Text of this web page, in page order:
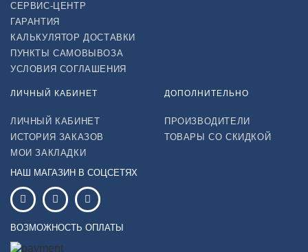
СЕРВИС-ЦЕНТР
ГАРАНТИЯ
КАЛЬКУЛЯТОР ДОСТАВКИ
ПУНКТЫ САМОВЫВОЗА
УСЛОВИЯ СОГЛАШЕНИЯ
ЛИЧНЫЙ КАБИНЕТ
ЛИЧНЫЙ КАБИНЕТ
ИСТОРИЯ ЗАКАЗОВ
МОИ ЗАКЛАДКИ
ДОПОЛНИТЕЛЬНО
ПРОИЗВОДИТЕЛИ
ТОВАРЫ СО СКИДКОЙ
НАШ МАГАЗИН В СОЦСЕТЯХ
ВОЗМОЖНОСТЬ ОПЛАТЫ